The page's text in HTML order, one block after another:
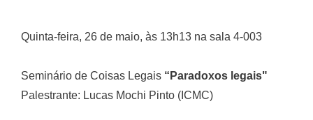
Quinta-feira, 26 de maio, às 13h13 na sala 4-003
Seminário de Coisas Legais “Paradoxos legais"
Palestrante: Lucas Mochi Pinto (ICMC)